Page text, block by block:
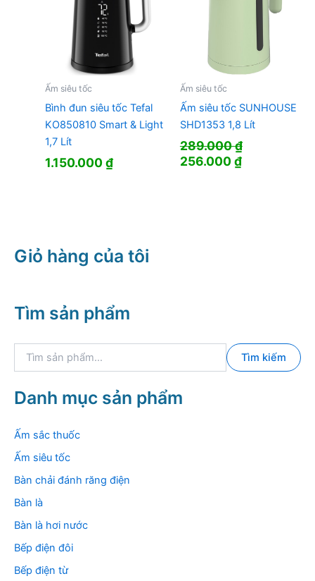
Ấm siêu tốc
Bình đun siêu tốc Tefal
KO850810 Smart & Light
1,7 Lít
1.150.000₫
Ấm siêu tốc
Ấm siêu tốc SUNHOUSE
SHD1353 1,8 Lít
289.000₫
Giá
256.000₫Giá
Giỏ hàng của tôi
Tìm sản phẩm
k
i
m
Tìm kiếm
Danh mục sản phẩm
Ấm sắc thuốc
Ấm siêu tốc
Bàn chải đánh răng điện
Bàn là
Bàn là hơi nước
Bếp điện đôi
Bếp điện từ